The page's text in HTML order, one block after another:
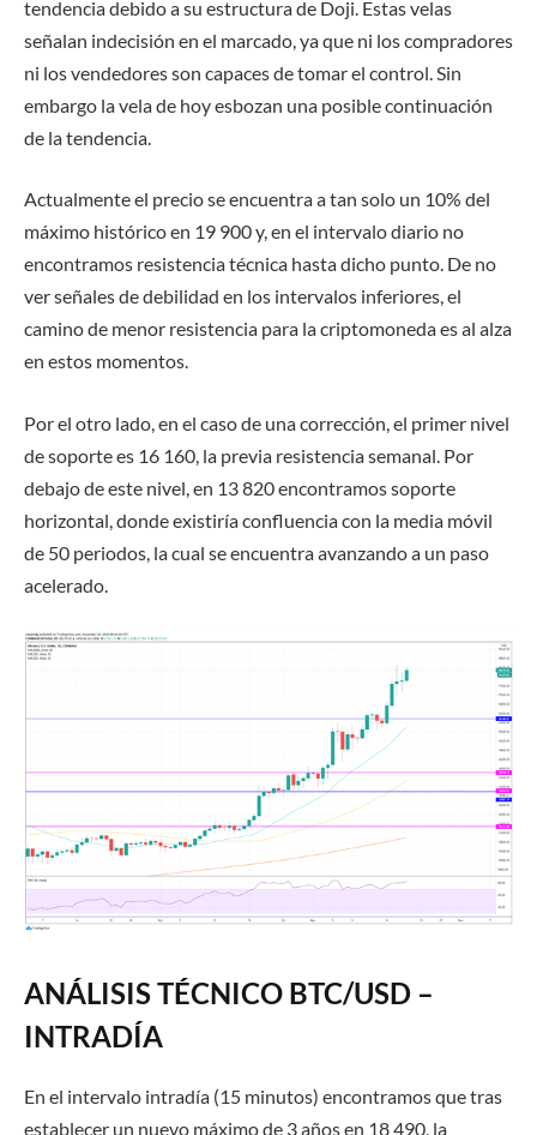
tendencia debido a su estructura de Doji. Estas velas
señalan indecisión en el marcado, ya que ni los compradores
ni los vendedores son capaces de tomar el control. Sin
embargo la vela de hoy esbozan una posible continuación
de la tendencia.
Actualmente el precio se encuentra a tan solo un 10% del
máximo histórico en 19 900 y, en el intervalo diario no
encontramos resistencia técnica hasta dicho punto. De no
ver señales de debilidad en los intervalos inferiores, el
camino de menor resistencia para la criptomoneda es al alza
en estos momentos.
Por el otro lado, en el caso de una corrección, el primer nivel
de soporte es 16 160, la previa resistencia semanal. Por
debajo de este nivel, en 13 820 encontramos soporte
horizontal, donde existiría confluencia con la media móvil
de 50 periodos, la cual se encuentra avanzando a un paso
acelerado.
ANÁLISIS TÉCNICO BTC/USD –
INTRADÍA
En el intervalo intradía (15 minutos) encontramos que tras
establecer un nuevo máximo de 3 años en 18 490, la